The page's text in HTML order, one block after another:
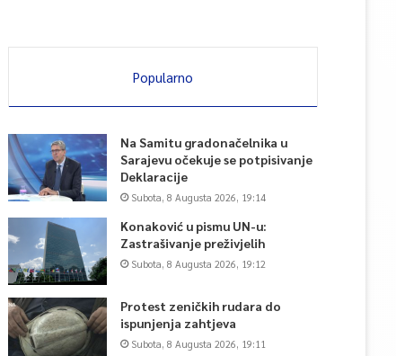
Popularno
Na Samitu gradonačelnika u
Sarajevu očekuje se potpisivanje
Deklaracije
Subota, 8 Augusta 2026, 19:14
Konaković u pismu UN-u:
Zastrašivanje preživjelih
Subota, 8 Augusta 2026, 19:12
Protest zeničkih rudara do
ispunjenja zahtjeva
Subota, 8 Augusta 2026, 19:11